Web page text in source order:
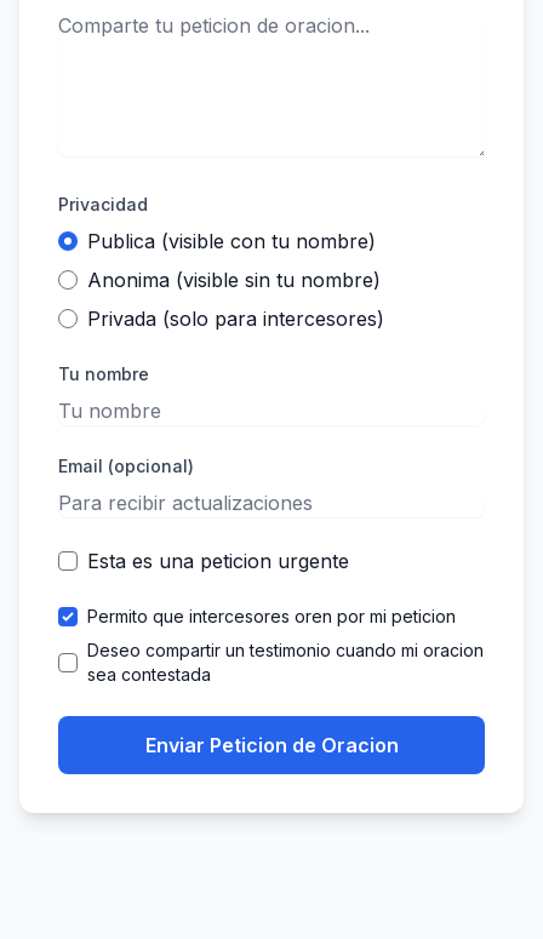
Privacidad
Publica (visible con tu nombre)
Anonima (visible sin tu nombre)
Privada (solo para intercesores)
Tu nombre
Email (opcional)
Esta es una peticion urgente
Permito que intercesores oren por mi peticion
Deseo compartir un testimonio cuando mi oracion
sea contestada
Enviar Peticion de Oracion